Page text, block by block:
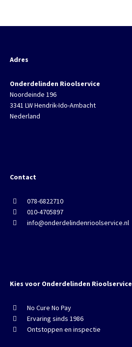
Adres
Onderdelinden Rioolservice
Noordeinde 196
3341 LW Hendrik-Ido-Ambacht
Nederland
Contact
078-6822710
010-4705897
info@onderdelindenrioolservice.nl
Kies voor Onderdelinden Rioolservice
No Cure No Pay
Ervaring sinds 1986
Ontstoppen en inspectie